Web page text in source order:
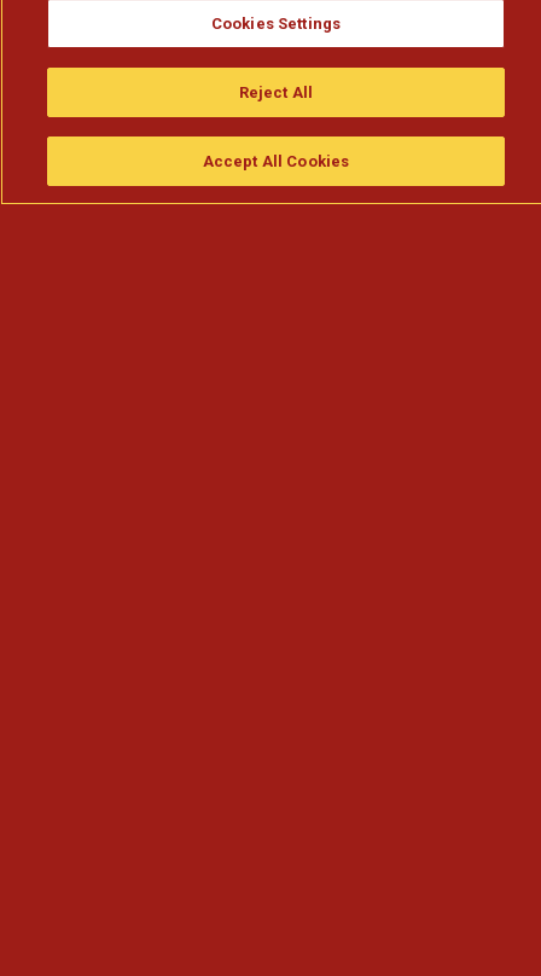
guia da tv
Cookies Settings
Reject All
Accept All Cookies